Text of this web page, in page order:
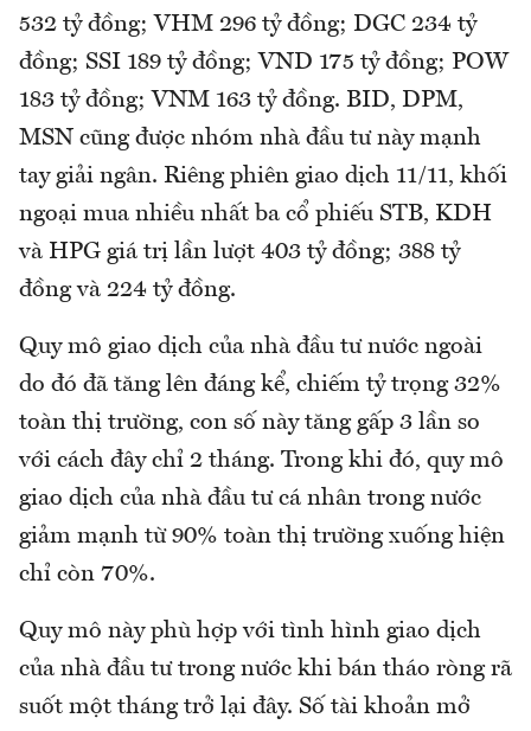
532 tỷ đồng; VHM 296 tỷ đồng; DGC 234 tỷ
đồng; SSI 189 tỷ đồng; VND 175 tỷ đồng; POW
183 tỷ đồng; VNM 163 tỷ đồng. BID, DPM,
MSN cũng được nhóm nhà đầu tư này mạnh
tay giải ngân. Riêng phiên giao dịch 11/11, khối
ngoại mua nhiều nhất ba cổ phiếu STB, KDH
và HPG giá trị lần lượt 403 tỷ đồng; 388 tỷ
đồng và 224 tỷ đồng.
Quy mô giao dịch của nhà đầu tư nước ngoài
do đó đã tăng lên đáng kể, chiếm tỷ trọng 32%
toàn thị trường, con số này tăng gấp 3 lần so
với cách đây chỉ 2 tháng. Trong khi đó, quy mô
giao dịch của nhà đầu tư cá nhân trong nước
giảm mạnh từ 90% toàn thị trường xuống hiện
chỉ còn 70%.
Quy mô này phù hợp với tình hình giao dịch
của nhà đầu tư trong nước khi bán tháo ròng rã
suốt một tháng trở lại đây. Số tài khoản mở